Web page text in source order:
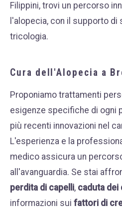
Filippini, trovi un percorso
l'alopecia, con il supporto
tricologia.
Cura dell'Alopecia a
Proponiamo trattamenti
esigenze specifiche di ogni
più recenti innovazioni nel
L'esperienza e la
medico assicura un
all'avanguardia. Se stai
perdita di capelli, caduta dei
informazioni sui fattori di